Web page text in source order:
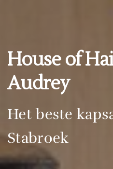
House of
Audrey
Het beste
Stabroek